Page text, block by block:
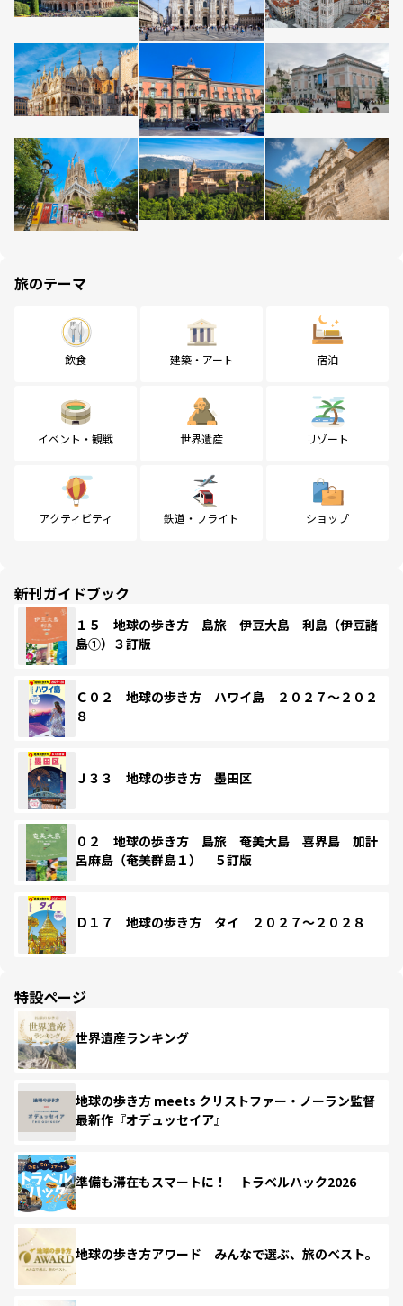
旅のテーマ
飲食 建築・アート 宿泊
イベント・観戦 世界遺産 リゾート
アクティビティ 鉄道・フライト ショップ
新刊ガイドブック
１５ 地球の歩き方 島旅 伊豆大島 利島（伊豆諸
島①）３訂版
Ｃ０２ 地球の歩き方 ハワイ島 ２０２７～２０２
８
Ｊ３３ 地球の歩き方 墨田区
０２ 地球の歩き方 島旅 奄美大島 喜界島 加計
呂麻島（奄美群島１） ５訂版
Ｄ１７ 地球の歩き方 タイ ２０２７～２０２８
特設ページ
世界遺産ランキング
地球の歩き方 meets クリストファー・ノーラン監督
最新作『オデュッセイア』
準備も滞在もスマートに！ トラベルハック2026
地球の歩き方アワード みんなで選ぶ、旅のベスト。